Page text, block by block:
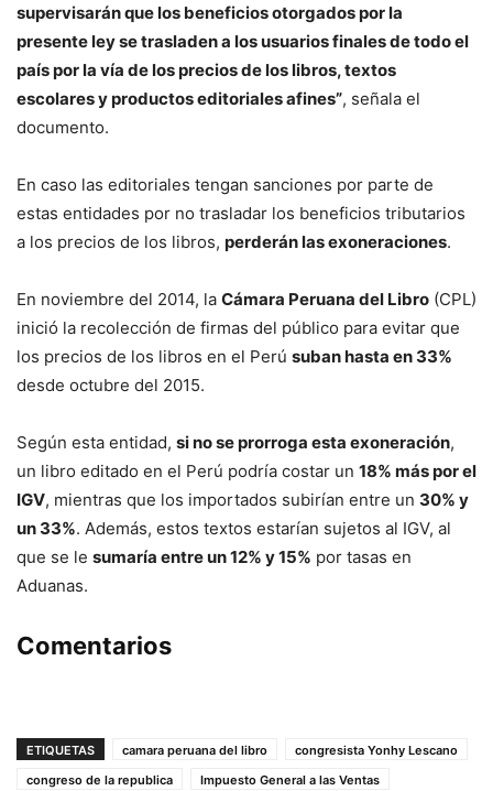
supervisarán que los beneficios otorgados por la
presente ley se trasladen a los usuarios finales de todo el
país por la vía de los precios de los libros, textos
escolares y productos editoriales afines”, señala el
documento.
En caso las editoriales tengan sanciones por parte de
estas entidades por no trasladar los beneficios tributarios
a los precios de los libros, perderán las exoneraciones.
En noviembre del 2014, la Cámara Peruana del Libro (CPL)
inició la recolección de firmas del público para evitar que
los precios de los libros en el Perú suban hasta en 33%
desde octubre del 2015.
Según esta entidad, si no se prorroga esta exoneración,
un libro editado en el Perú podría costar un 18% más por el
IGV, mientras que los importados subirían entre un 30% y
un 33%. Además, estos textos estarían sujetos al IGV, al
que se le sumaría entre un 12% y 15% por tasas en
Aduanas.
Comentarios
ETIQUETAS camara peruana del libro
congresista Yonhy Lescano
congreso de la republica
Impuesto General a las Ventas